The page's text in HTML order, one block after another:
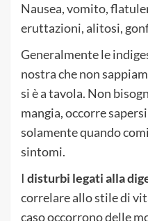
Nausea, vomito,
eruttazioni, alitosi,
Generalmente le
nostra che non
si è a tavola. Non
mangia, occorre
solamente quando
sintomi.
I disturbi legati alla
correlare allo stile di
caso occorrono delle